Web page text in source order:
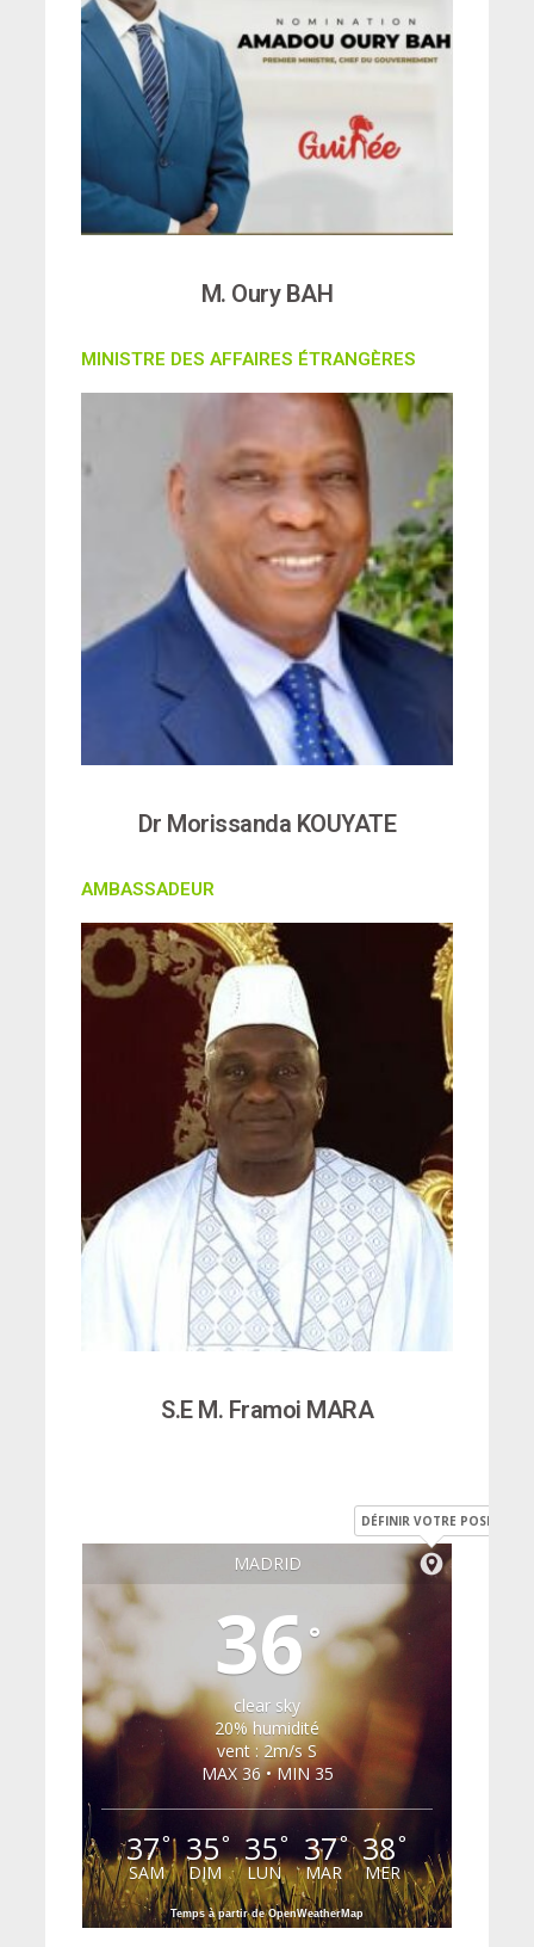
M. Oury BAH
MINISTRE DES AFFAIRES ÉTRANGÈRES
Dr Morissanda KOUYATE
AMBASSADEUR
S.E M. Framoi MARA
MADRID
DÉFINIR VOTRE POSITION
36°
clear sky
20% humidité
vent : 2m/s S
MAX 36 • MIN 35
37°
SAM
35°
DIM
35°
LUN
37°
MAR
38°
MER
Temps à partir de OpenWeatherMap